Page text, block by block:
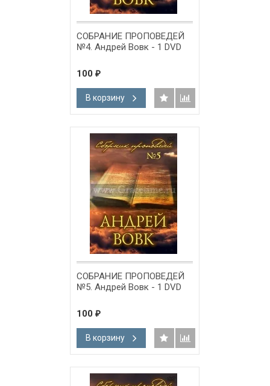
СОБРАНИЕ ПРОПОВЕДЕЙ
№4. Андрей Вовк - 1 DVD
100 ₽
В корзину
СОБРАНИЕ ПРОПОВЕДЕЙ
№5. Андрей Вовк - 1 DVD
100 ₽
В корзину